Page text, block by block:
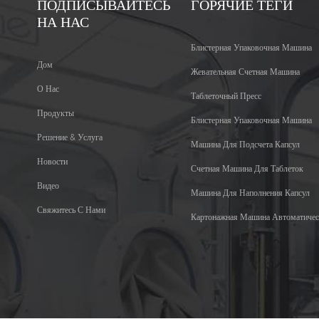
ПОДПИСЫВАЙТЕСЬ
НА НАС
Дом
О Нас
Продукты
Решение & Услуга
Новости
Видео
Свяжитесь С Нами
ГОРЯЧИЕ ТЕГИ
Блистерная Упаковочная Машина
Жевательная Счетная Машина
Таблеточный Пресс
Блистерная Упаковочная Машина
Машина Для Подсчета Капсул
Счетная Машина Для Таблеток
Машина Для Наполнения Капсул
Картонажная Машина